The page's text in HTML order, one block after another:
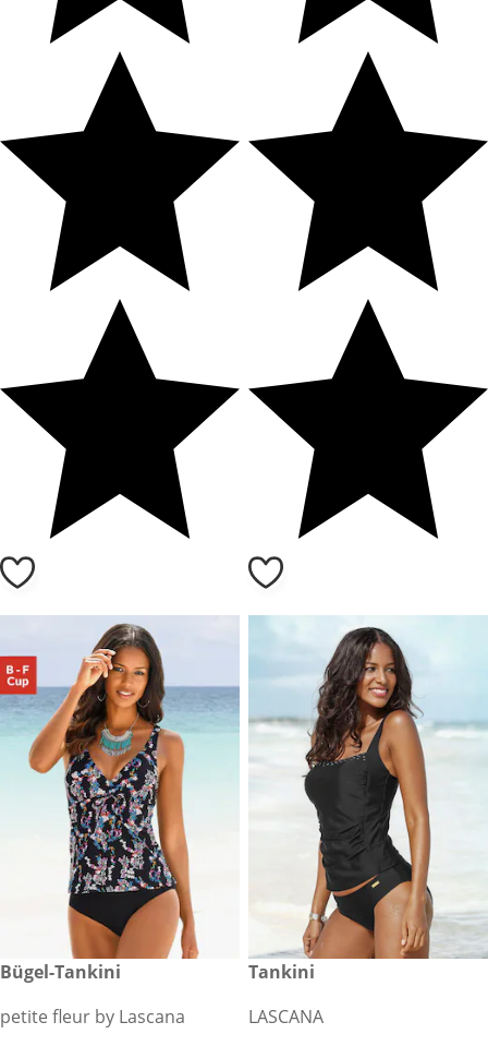
€ 59,99
Sale
Bügel-Tankini
petite fleur by Lascana
€ 69,99
Sale
Tankini
LASCANA